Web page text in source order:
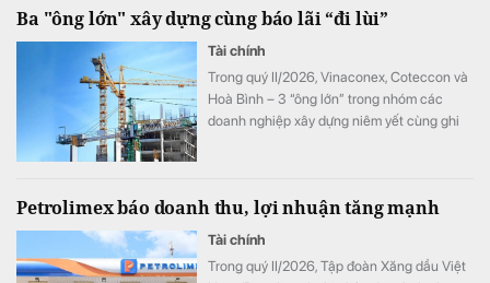
Ba "ông lớn" xây dựng cùng báo lãi “đi lùi”
Tài chính
Trong quý II/2026, Vinaconex, Coteccon và
Hoà Bình – 3 “ông lớn” trong nhóm các
doanh nghiệp xây dựng niêm yết cùng ghi
Petrolimex báo doanh thu, lợi nhuận tăng mạnh
Tài chính
Trong quý II/2026, Tập đoàn Xăng dầu Việt